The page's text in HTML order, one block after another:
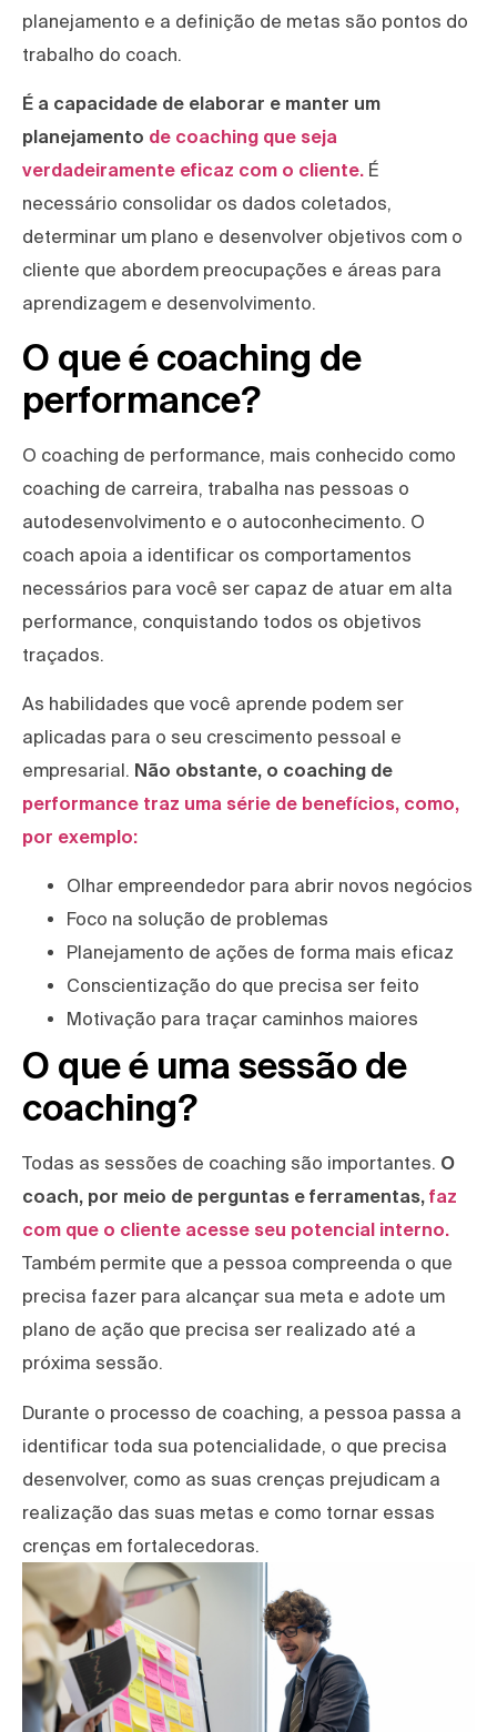
planejamento e a definição de metas são pontos do
trabalho do coach.
É a capacidade de elaborar e manter um
planejamento de coaching que seja
verdadeiramente eficaz com o cliente. É
necessário consolidar os dados coletados,
determinar um plano e desenvolver objetivos com o
cliente que abordem preocupações e áreas para
aprendizagem e desenvolvimento.
O que é coaching de
performance?
O coaching de performance, mais conhecido como
coaching de carreira, trabalha nas pessoas o
autodesenvolvimento e o autoconhecimento. O
coach apoia a identificar os comportamentos
necessários para você ser capaz de atuar em alta
performance, conquistando todos os objetivos
traçados.
As habilidades que você aprende podem ser
aplicadas para o seu crescimento pessoal e
empresarial. Não obstante, o coaching de
performance traz uma série de benefícios, como,
por exemplo:
Olhar empreendedor para abrir novos negócios
Foco na solução de problemas
Planejamento de ações de forma mais eficaz
Conscientização do que precisa ser feito
Motivação para traçar caminhos maiores
O que é uma sessão de
coaching?
Todas as sessões de coaching são importantes. O
coach, por meio de perguntas e ferramentas, faz
com que o cliente acesse seu potencial interno.
Também permite que a pessoa compreenda o que
precisa fazer para alcançar sua meta e adote um
plano de ação que precisa ser realizado até a
próxima sessão.
Durante o processo de coaching, a pessoa passa a
identificar toda sua potencialidade, o que precisa
desenvolver, como as suas crenças prejudicam a
realização das suas metas e como tornar essas
crenças em fortalecedoras.